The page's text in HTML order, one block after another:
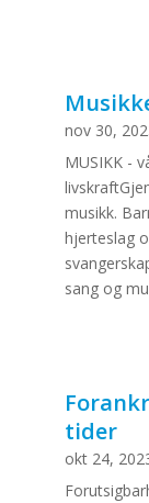
nov 30,
MUSIKK -
musikk.
hjerteslag
sang og
tider
okt 24,